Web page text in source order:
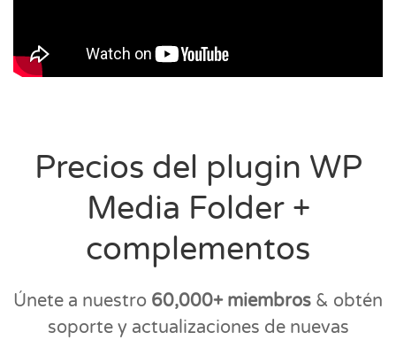
Precios del plugin WP
Media Folder +
complementos
Únete a nuestro 60,000+ miembros & obtén
soporte y actualizaciones de nuevas